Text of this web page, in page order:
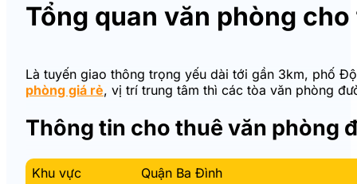
Tổng quan văn phòng
Là tuyến giao thông trọng yếu dài tới gần 3km, phố
phòng giá rẻ, vị trí trung tâm thì các tòa văn phòng
Thông tin cho thuê văn phòng
Khu vực
Quận Ba Đình